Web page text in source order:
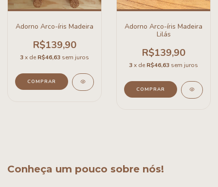
Adorno Arco-íris Madeira
R$139,90
3x de R$46,63 sem juros
Adorno Arco-íris Madeira
Lilás
R$139,90
3x de R$46,63 sem juros
Conheça um pouco sobre nós!